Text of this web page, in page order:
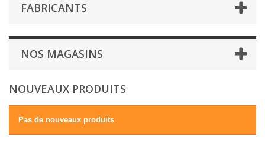
FABRICANTS
NOS MAGASINS
NOUVEAUX PRODUITS
Pas de nouveaux produits